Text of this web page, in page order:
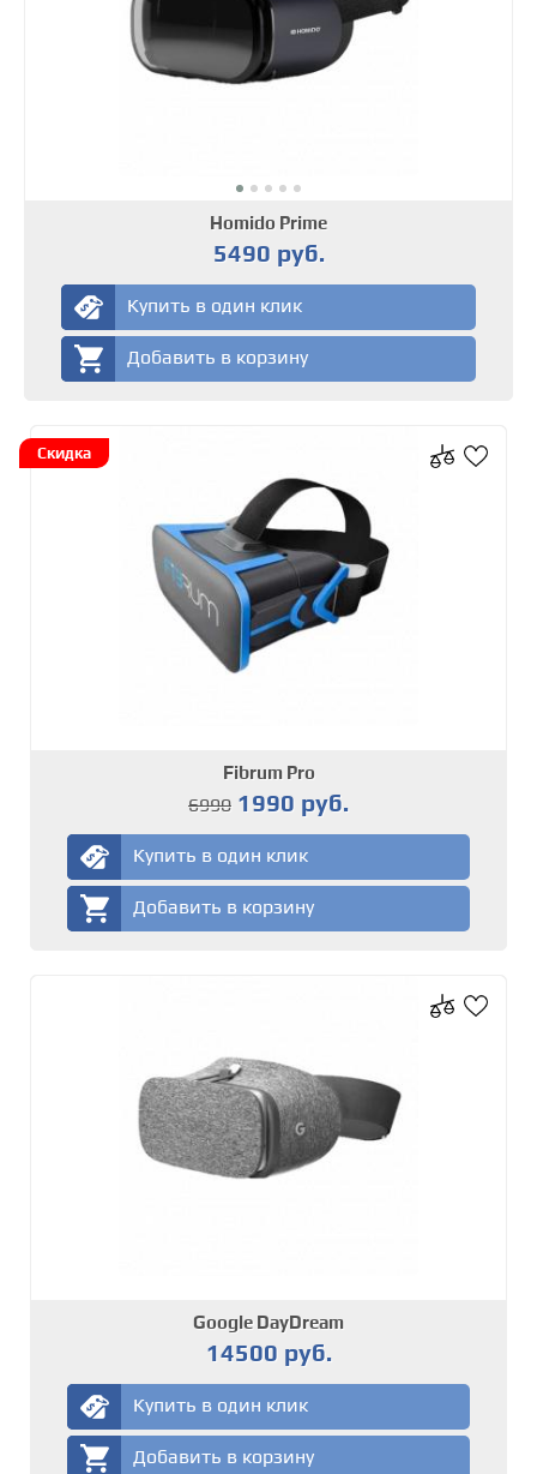
Homido Prime
5490 руб.
Купить в один клик
Добавить в корзину
Скидка
Fibrum Pro
6990 1990 руб.
Купить в один клик
Добавить в корзину
Google DayDream
14500 руб.
Купить в один клик
Добавить в корзину